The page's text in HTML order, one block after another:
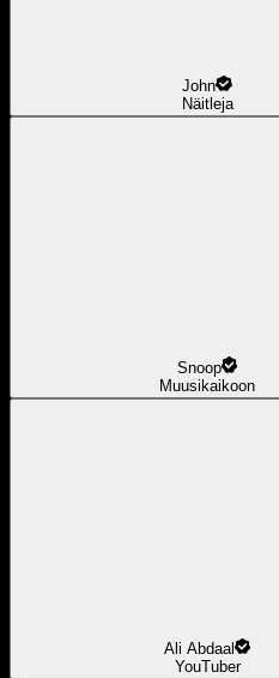
John
Näitleja
Snoop
Muusikaikoon
Ali Abdaal
YouTuber